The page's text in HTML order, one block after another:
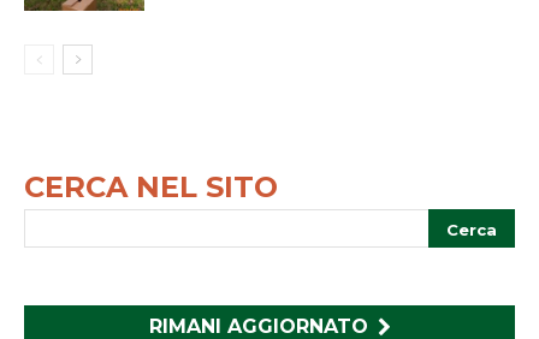
CERCA NEL SITO
RIMANI AGGIORNATO